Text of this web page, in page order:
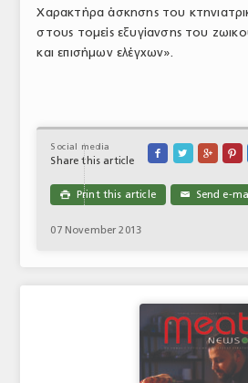
Χαρακτήρα άσκησης του
στους τομείς εξυγίανσης του
και επισήμων ελέγχων».
Social media
Share this article
   
 Print this article ✉ Send e-
07 November 2013